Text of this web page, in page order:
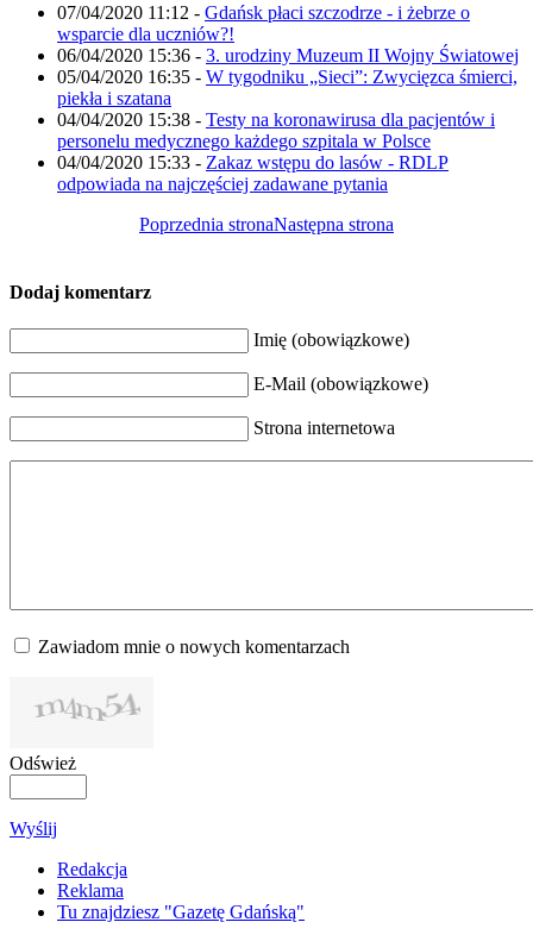
07/04/2020 11:12 - Gdańsk płaci szczodrze - i żebrze o
wsparcie dla uczniów?!
06/04/2020 15:36 - 3. urodziny Muzeum II Wojny Światowej
05/04/2020 16:35 - W tygodniku „Sieci”: Zwycięzca śmierci,
piekła i szatana
04/04/2020 15:38 - Testy na koronawirusa dla pacjentów i
personelu medycznego każdego szpitala w Polsce
04/04/2020 15:33 - Zakaz wstępu do lasów - RDLP
odpowiada na najczęściej zadawane pytania
Poprzednia stronaNastępna strona
Dodaj komentarz
Imię (obowiązkowe)
E-Mail (obowiązkowe)
Strona internetowa
Zawiadom mnie o nowych komentarzach
Odśwież
Wyślij
Redakcja
Reklama
Tu znajdziesz "Gazetę Gdańską"